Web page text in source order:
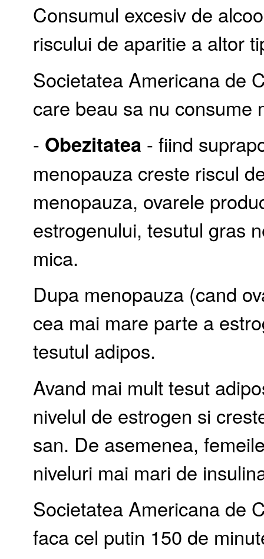
Consumul excesiv de
riscului de aparitie a altor
Societatea Americana de
care beau sa nu consume
- Obezitatea - fiind
menopauza creste riscul
menopauza, ovarele
estrogenului, tesutul gras
mica.
Dupa menopauza (cand
cea mai mare parte a
tesutul adipos.
Avand mai mult tesut
nivelul de estrogen si
san. De asemenea,
niveluri mai mari de
Societatea Americana de
faca cel putin 150 de